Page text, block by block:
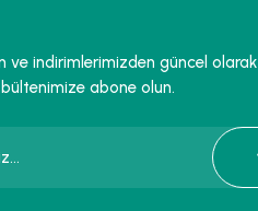
hatalar bulunuyor.
sitelerden daha pahalı.
farklı alternatifler olmalı.
ve indirimlerimizden güncel olarak
abone olun.